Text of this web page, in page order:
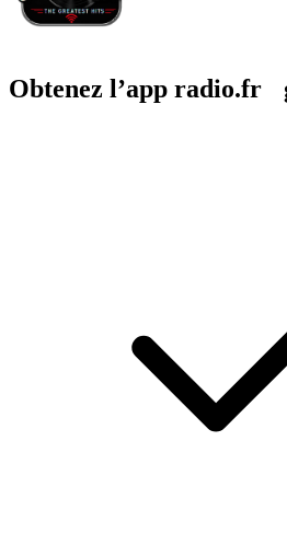
Obtenez l’app radio.fr